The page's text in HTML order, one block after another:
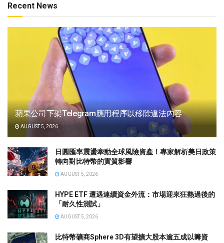
Recent News
蘋果公司下架Telegram應用程序以移除違法內容
AUGUST 5, 2026
日圓匯率震盪牽動全球風險資產！專家解析美日政策
轉向對比特幣的實質影響
AUGUST 5, 2026
HYPE ETF 遭遇連續資金外流：市場迎來狂熱過後的
「耐久性測試」
AUGUST 5, 2026
比特幣礦商Sphere 3D有望擴大股本逾五成以籌資